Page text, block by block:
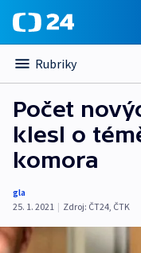
Rubriky
Počet
klesl o
komora
gla
25. 1. 2021 | Zdroj: ČT24, ČTK